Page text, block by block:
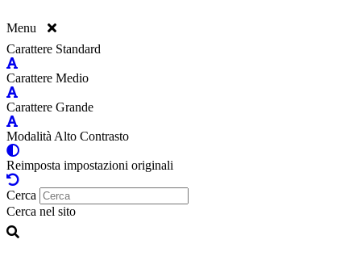
Menu
Carattere Standard
Carattere Medio
Carattere Grande
Modalità Alto Contrasto
Reimposta impostazioni originali
Cerca
Cerca nel sito